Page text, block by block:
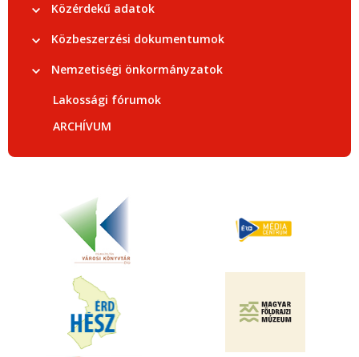
Közérdekű adatok
Közbeszerzési dokumentumok
Nemzetiségi önkormányzatok
Lakossági fórumok
ARCHÍVUM